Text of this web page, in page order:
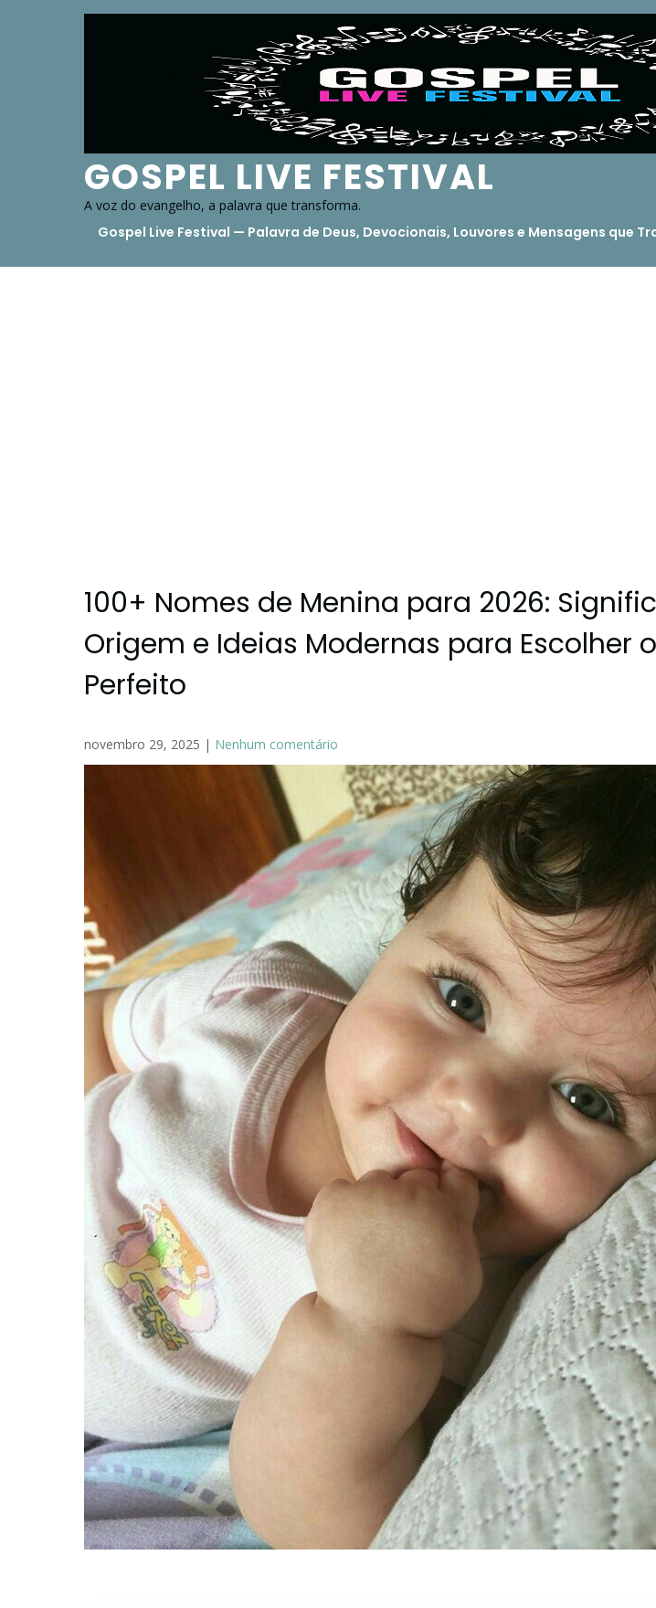
GOSPEL LIVE FESTIVAL
A voz do evangelho, a palavra que transforma.
Gospel Live Festival — Palavra de Deus, Devocionais, Louvores e Mensagens que
100+ Nomes de Menina para 2026:
Origem e Ideias Modernas para Escolher
Perfeito
novembro 29, 2025 | Nenhum comentário